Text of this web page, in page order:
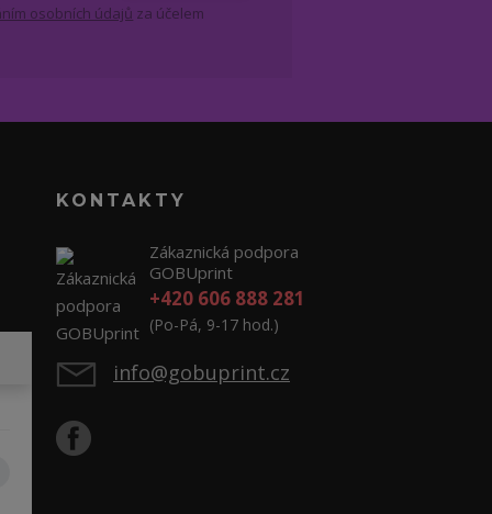
osobních údajů za účelem
KONTAKTY
Zákaznická podpora
GOBUprint
+420 606 888 281
(Po-Pá, 9-17 hod.)
info@gobuprint.cz